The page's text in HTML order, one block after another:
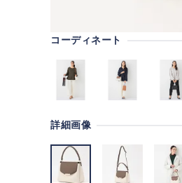
コーディネート
詳細画像